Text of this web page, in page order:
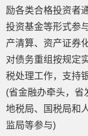
励各类合格投资者
投资基金等形式参
产清算、资产证券
对债务重组按规定
税处理工作，支持
(省金融办牵头，省
地税局、国税局和
监局等参与)